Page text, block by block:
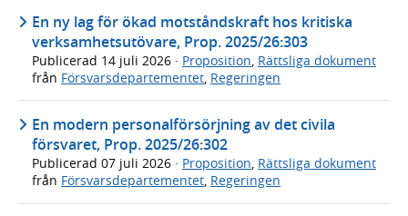
En ny lag för ökad motståndskraft hos kritiska
verksamhetsutövare, Prop. 2025/26:303
Publicerad 14 juli 2026 · Proposition Rättsliga dokument
från Försvarsdepartementet Regeringen
En modern personalförsörjning av det civila
försvaret, Prop. 2025/26:302
Publicerad 07 juli 2026 · Proposition, Rättsliga dokument
från Försvarsdepartementet, Regeringen